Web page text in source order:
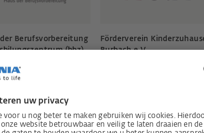
der Berufsvorbereitung
(bbz)
info
Förderverein
Burbach e.V.